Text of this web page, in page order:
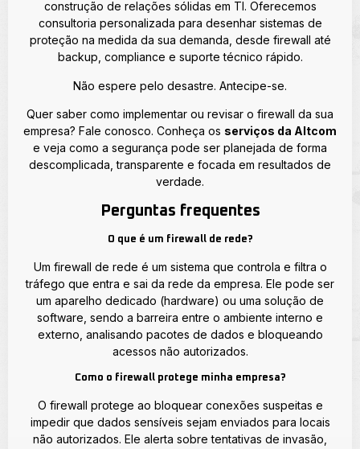
construção de relações sólidas em TI. Oferecemos
consultoria personalizada para desenhar sistemas de
proteção na medida da sua demanda, desde firewall até
backup, compliance e suporte técnico rápido.
Não espere pelo desastre. Antecipe-se.
Quer saber como implementar ou revisar o firewall da sua
empresa? Fale conosco. Conheça os serviços da Altcom
e veja como a segurança pode ser planejada de forma
descomplicada, transparente e focada em resultados de
verdade.
Perguntas frequentes
O que é um firewall de rede?
Um firewall de rede é um sistema que controla e filtra o
tráfego que entra e sai da rede da empresa. Ele pode ser
um aparelho dedicado (hardware) ou uma solução de
software, sendo a barreira entre o ambiente interno e
externo, analisando pacotes de dados e bloqueando
acessos não autorizados.
Como o firewall protege minha empresa?
O firewall protege ao bloquear conexões suspeitas e
impedir que dados sensíveis sejam enviados para locais
não autorizados. Ele alerta sobre tentativas de invasão,